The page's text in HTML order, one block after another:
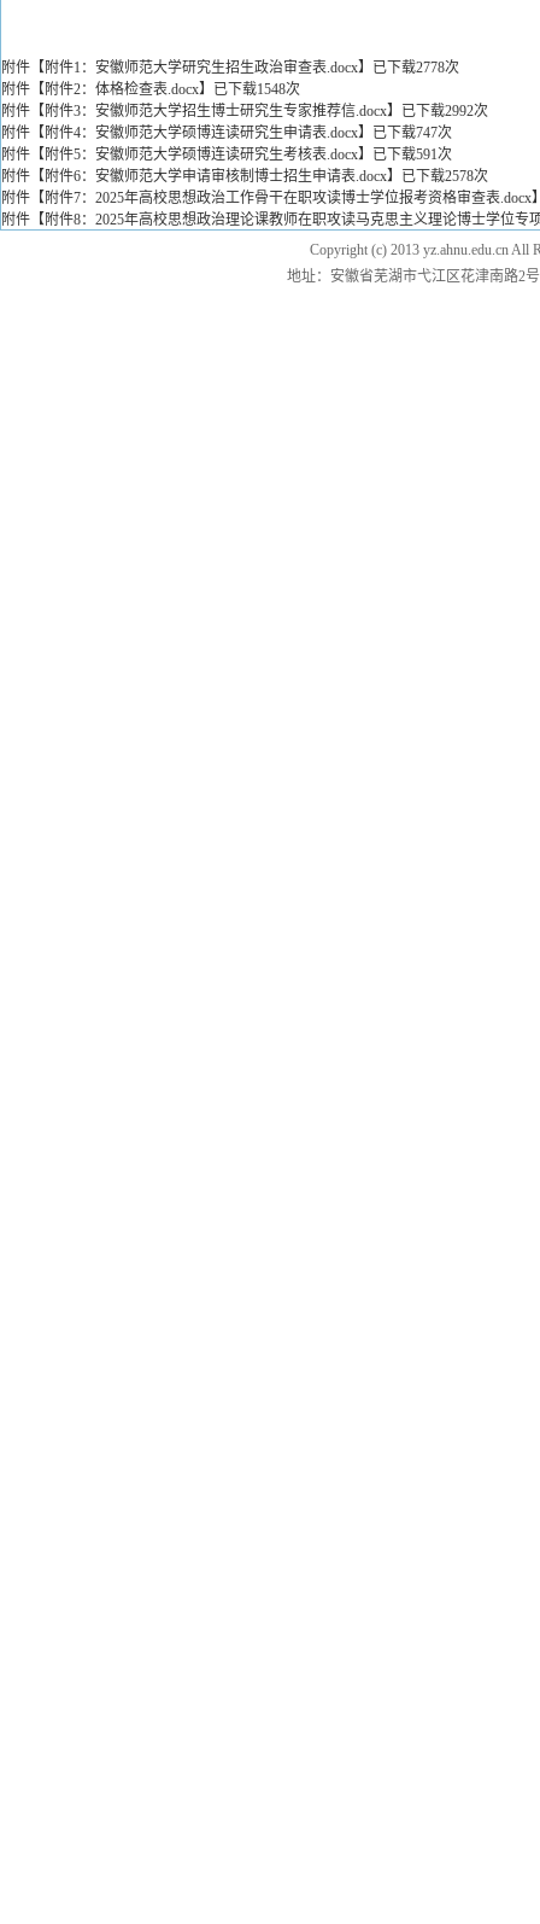
附件【 附件1：安徽师范大学研究生招生政治审查表.docx】已下载2778次
附件【 附件2：体格检查表.docx】已下载1548次
附件【 附件3：安徽师范大学招生博士研究生专家推荐信.docx】已下载2992次
附件【 附件4：安徽师范大学硕博连读研究生申请表.docx】已下载747次
附件【 附件5：安徽师范大学硕博连读研究生考核表.docx】已下载591次
附件【 附件6：安徽师范大学申请审核制博士招生申请表.docx】已下载2578次
附件【 附件7：2025年高校思想政治工作骨干在职攻读博士学位报考资格审查表.docx
附件【 附件8：2025年高校思想政治理论课教师在职攻读马克思主义理论博士学位专
Copyright (c) 2013 yz.ahnu.edu.cn
地址：安徽省芜湖市弋江区花津南路2